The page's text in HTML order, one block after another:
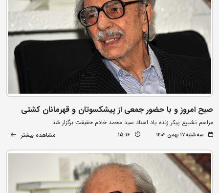
صبح امروز و با حضور جمعی از پیشکسوتان و قهرمانان کشتی
مراسم تشییع پیکر زنده یاد استاد سید محمد خادم حقیقت برگزار شد
سه شنبه ۱۷ بهمن ۱۴۰۲ 15:16 مشاهده بیشتر